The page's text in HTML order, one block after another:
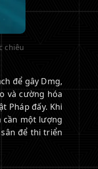
chiêu
để gây Dmg,
và cường hóa
Pháp đấy. Khi
cần một lượng
để thi triển